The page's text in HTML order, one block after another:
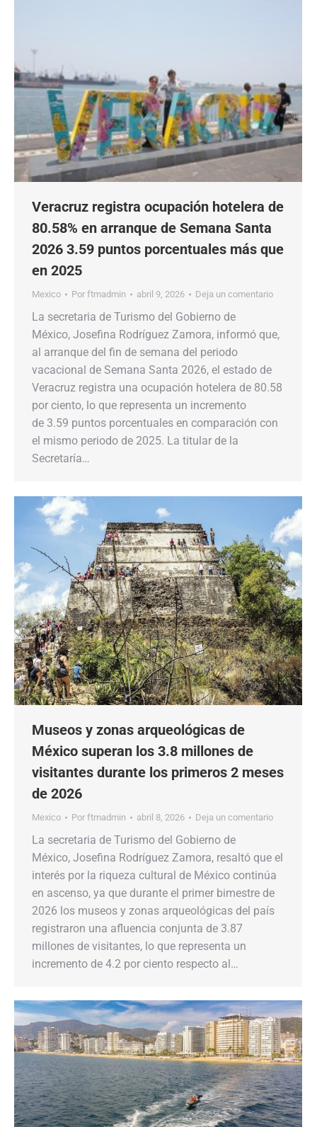
Veracruz registra ocupación hotelera de
80.58% en arranque de Semana Santa
2026 3.59 puntos porcentuales más que
en 2025
Mexico Por ftmadmin abril 9, 2026 Deja un comentario
La secretaria de Turismo del Gobierno de
México, Josefina Rodríguez Zamora, informó que,
al arranque del fin de semana del periodo
vacacional de Semana Santa 2026, el estado de
Veracruz registra una ocupación hotelera de 80.58
por ciento, lo que representa un incremento
de 3.59 puntos porcentuales en comparación con
el mismo periodo de 2025. La titular de la
Secretaría…
Museos y zonas arqueológicas de
México superan los 3.8 millones de
visitantes durante los primeros 2 meses
de 2026
Mexico Por ftmadmin abril 8, 2026 Deja un comentario
La secretaria de Turismo del Gobierno de
México, Josefina Rodríguez Zamora, resaltó que el
interés por la riqueza cultural de México continúa
en ascenso, ya que durante el primer bimestre de
2026 los museos y zonas arqueológicas del país
registraron una afluencia conjunta de 3.87
millones de visitantes, lo que representa un
incremento de 4.2 por ciento respecto al…